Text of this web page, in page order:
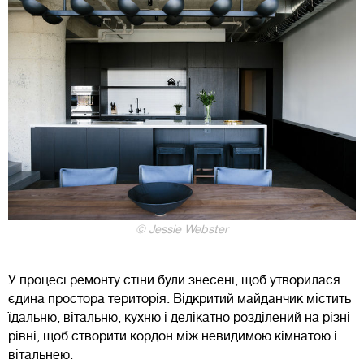
© Jessie Webster
У процесі ремонту стіни були знесені, щоб утворилася
єдина простора територія. Відкритий майданчик містить
їдальню, вітальню, кухню і делікатно розділений на різні
рівні, щоб створити кордон між невидимою кімнатою і
вітальнею.